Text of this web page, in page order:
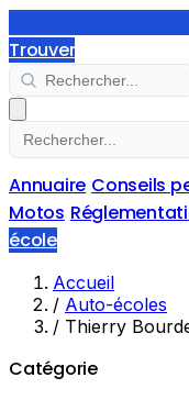
Trouver
Annuaire Conseils
Motos
école
Accueil
/ Auto-écoles
/ Thierry
Catégorie